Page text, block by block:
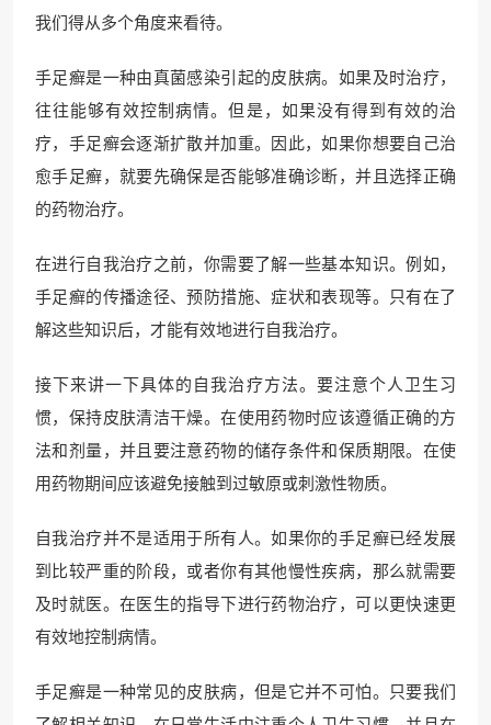
我们得从多个角度来看待。
手足癣是一种由真菌感染引起的皮肤病。如果及时治疗，
往往能够有效控制病情。但是，如果没有得到有效的治
疗，手足癣会逐渐扩散并加重。因此，如果你想要自己治
愈手足癣，就要先确保是否能够准确诊断，并且选择正确
的药物治疗。
在进行自我治疗之前，你需要了解一些基本知识。例如，
手足癣的传播途径、预防措施、症状和表现等。只有在了
解这些知识后，才能有效地进行自我治疗。
接下来讲一下具体的自我治疗方法。要注意个人卫生习
惯，保持皮肤清洁干燥。在使用药物时应该遵循正确的方
法和剂量，并且要注意药物的储存条件和保质期限。在使
用药物期间应该避免接触到过敏原或刺激性物质。
自我治疗并不是适用于所有人。如果你的手足癣已经发展
到比较严重的阶段，或者你有其他慢性疾病，那么就需要
及时就医。在医生的指导下进行药物治疗，可以更快速更
有效地控制病情。
手足癣是一种常见的皮肤病，但是它并不可怕。只要我们